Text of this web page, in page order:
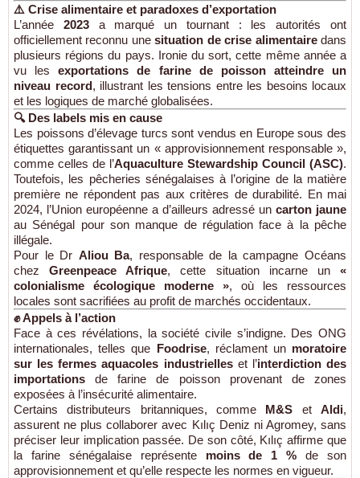
⚠️ Crise alimentaire et paradoxes d’exportation
L’année 2023a marqué un tournant : les autorités ont
officiellement reconnu unesituation de crise alimentairedans
plusieurs régions du pays. Ironie du sort, cette même année a
vu lesexportations de farine de poisson atteindre un
niveau record, illustrant les tensions entre les besoins locaux
et les logiques de marché globalisées.
🔍 Des labels mis en cause
Les poissons d’élevage turcs sont vendus en Europe sous des
étiquettes garantissant un « approvisionnement responsable »,
comme celles de l’Aquaculture Stewardship Council (ASC).
Toutefois, les pêcheries sénégalaises à l’origine de la matière
première ne répondent pas aux critères de durabilité. En mai
2024, l’Union européenne a d’ailleurs adressé un carton jaune
au Sénégal pour son manque de régulation face à la pêche
illégale.
Pour le Dr Aliou Ba, responsable de la campagne Océans
chezGreenpeace Afrique, cette situation incarne un«
colonialisme écologique moderne », où les ressources
locales sont sacrifiées au profit de marchés occidentaux.
✊ Appels à l’action
Face à ces révélations, la société civile s’indigne. Des ONG
internationales, telles que Foodrise, réclament un moratoire
sur les fermes aquacoles industrielleset l’interdiction des
importations de farine de poisson provenant de zones
exposées à l’insécurité alimentaire.
Certains distributeurs britanniques, comme M&S etAldi,
assurent ne plus collaborer avec Kılıç Deniz ni Agromey, sans
préciser leur implication passée. De son côté, Kılıç affirme que
la farine sénégalaise représente moins de 1 % de son
approvisionnement et qu’elle respecte les normes en vigueur.